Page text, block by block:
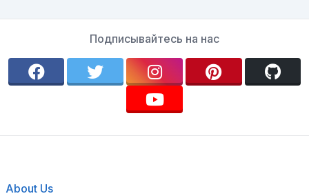
Подписывайтесь на нас
About Us